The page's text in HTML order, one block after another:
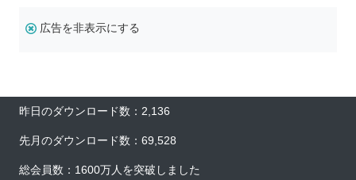
広告を非表示にする
昨日のダウンロード数：2,136
先月のダウンロード数：69,528
総会員数：1600万人を突破しました